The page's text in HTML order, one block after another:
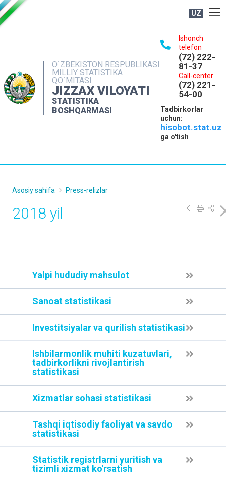
UZ
O`ZBEKISTON RESPUBLIKASI
MILLIY STATISTIKA
QO`MITASI
JIZZAX VILOYATI
STATISTIKA
BOSHQARMASI
Ishonch
telefon
(72) 222-
81-37
Call-center
(72) 221-
54-00
Tadbirkorlar
uchun:
hisobot.stat.uz
ga o'tish
NASHRLAR
INTERAKTIV XIZMATLAR
MATBUOT XIZMATI
Asosiy sahifa Press-relizlar
2018 yil
Yalpi hududiy mahsulot
Sanoat statistikasi
Investitsiyalar va qurilish statistikasi
Ishbilarmonlik muhiti kuzatuvlari,
tadbirkorlikni rivojlantirish
statistikasi
Xizmatlar sohasi statistikasi
Tashqi iqtisodiy faoliyat va savdo
statistikasi
Statistik registrlarni yuritish va
tizimli xizmat ko'rsatish